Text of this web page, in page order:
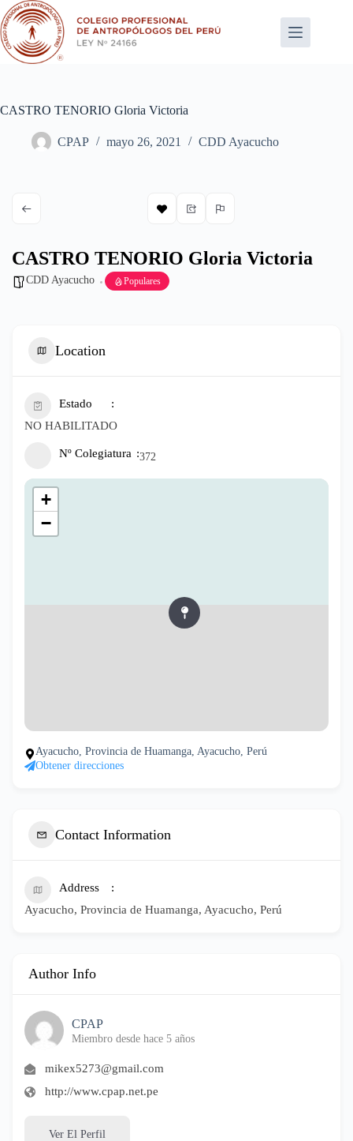
Saltar
al
contenido
CASTRO TENORIO Gloria Victoria
CPAP mayo 26, 2021 CDD Ayacucho
CASTRO TENORIO Gloria Victoria
CDD Ayacucho Populares
Location
Estado
NO HABILITADO
Nº Colegiatura 372
+
−
Ayacucho, Provincia de Huamanga, Ayacucho, Perú
Obtener direcciones
Contact Information
Address
Ayacucho, Provincia de Huamanga, Ayacucho, Perú
Author Info
CPAP
Miembro desde hace 5 años
mikex5273@gmail.com
http://www.cpap.net.pe
Ver El Perfil